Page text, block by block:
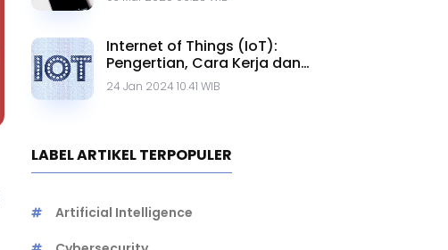
Internet of Things (IoT):
Pengertian, Cara Kerja dan
Contohnya
24 Jan 2024 10.41 WIB
LABEL ARTIKEL TERPOPULER
Artificial Intelligence